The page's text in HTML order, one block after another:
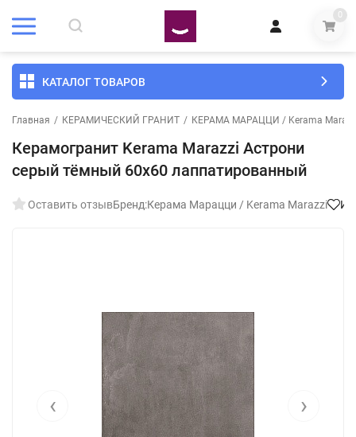
0
КАТАЛОГ ТОВАРОВ
Главная / КЕРАМИЧЕСКИЙ ГРАНИТ / КЕРАМА МАРАЦЦИ / Kerama
Керамогранит Kerama Marazzi Астрони
серый тёмный 60x60 лаппатированный
Оставить отзывБренд:Керама Марацци / Kerama Marazzi
‹ ›